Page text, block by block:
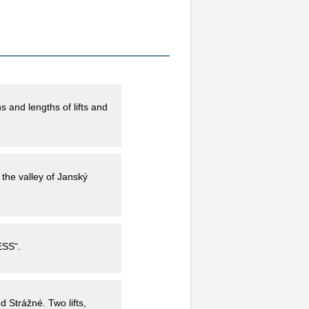
and lengths of lifts and
valley of Janský
Strážné. Two lifts,